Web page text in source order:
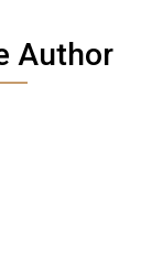
Author